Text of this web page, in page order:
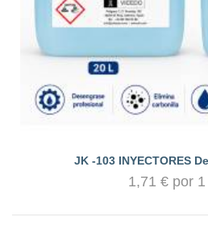
JK -103 INYECTORES
1,71 € por